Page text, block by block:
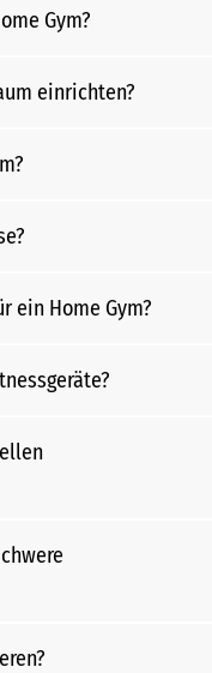
Gym?
einrichten?
ein Home Gym?